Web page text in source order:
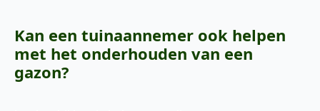
Kan een tuinaannemer ook helpen
met het onderhouden van een
gazon?